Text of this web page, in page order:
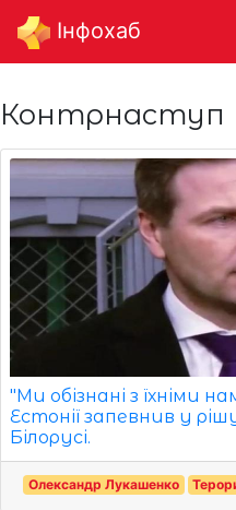
Інфохаб
Контрнаступ
"Ми обізнані з їхніми
Естонії запевнив у
Білорусі.
Олександр Лукашенко